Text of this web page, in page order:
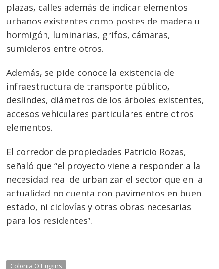
plazas, calles además de indicar elementos
urbanos existentes como postes de madera u
hormigón, luminarias, grifos, cámaras,
sumideros entre otros.
Además, se pide conoce la existencia de
infraestructura de transporte público,
deslindes, diámetros de los árboles existentes,
accesos vehiculares particulares entre otros
elementos.
El corredor de propiedades Patricio Rozas,
señaló que “el proyecto viene a responder a la
necesidad real de urbanizar el sector que en la
actualidad no cuenta con pavimentos en buen
estado, ni ciclovías y otras obras necesarias
para los residentes”.
Colonia O'Higgins